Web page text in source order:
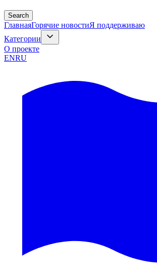
Search
ГлавнаяГорячие новостиЯ поддерживаю
Категории
О проекте
ENRU